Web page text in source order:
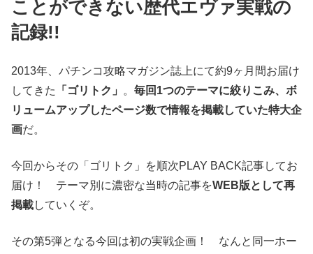
ことができない歴代エヴァ実戦の
記録!!
2013年、パチンコ攻略マガジン誌上にて約9ヶ月間お届け
してきた
「ゴリトク」 。 毎回1つのテーマに絞りこみ、ボ
リュームアップしたページ数で情報を掲載していた特大企
画だ。
今回からその「ゴリトク」を順次PLAY BACK記事してお
届け！ テーマ別に濃密な当時の記事をWEB版として再
掲載していくぞ。
その第5弾となる今回は初の実戦企画！ なんと同一ホー